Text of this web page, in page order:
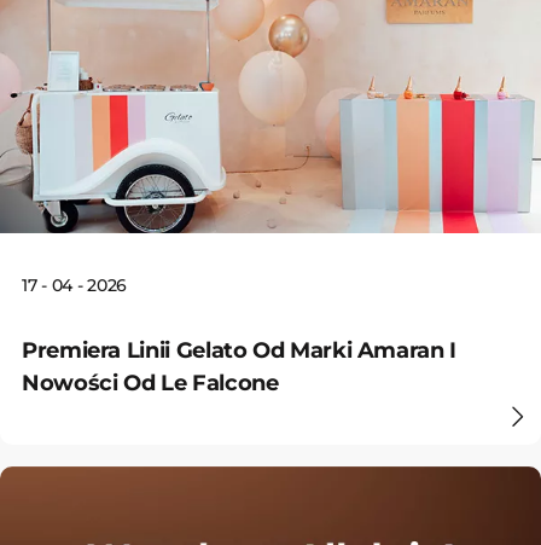
17 - 04 - 2026
Premiera Linii Gelato Od Marki Amaran I
Nowości Od Le Falcone